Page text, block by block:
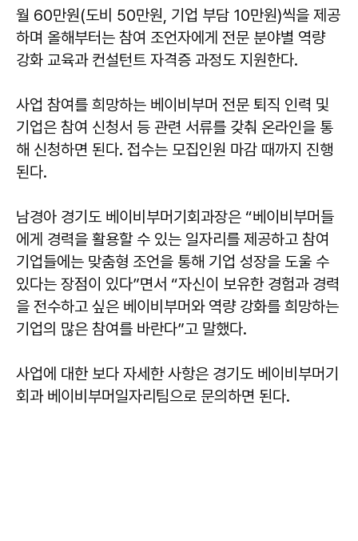
월 60만원(도비 50만원, 기업 부담 10만원)씩을 제공
하며 올해부터는 참여 조언자에게 전문 분야별 역량
강화 교육과 컨설턴트 자격증 과정도 지원한다.
사업 참여를 희망하는 베이비부머 전문 퇴직 인력 및
기업은 참여 신청서 등 관련 서류를 갖춰 온라인을 통
해 신청하면 된다. 접수는 모집인원 마감 때까지 진행
된다.
남경아 경기도 베이비부머기회과장은 “베이비부머들
에게 경력을 활용할 수 있는 일자리를 제공하고 참여
기업들에는 맞춤형 조언을 통해 기업 성장을 도울 수
있다는 장점이 있다”면서 “자신이 보유한 경험과 경력
을 전수하고 싶은 베이비부머와 역량 강화를 희망하는
기업의 많은 참여를 바란다”고 말했다.
사업에 대한 보다 자세한 사항은 경기도 베이비부머기
회과 베이비부머일자리팀으로 문의하면 된다.